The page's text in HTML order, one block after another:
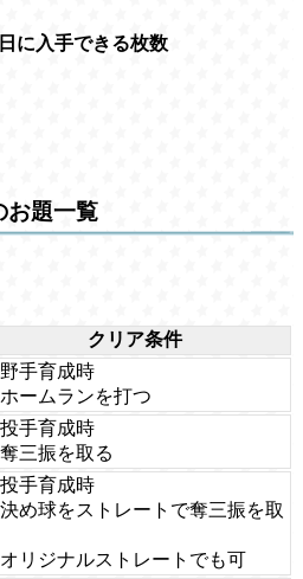
に入手できる枚数
お題一覧
クリア条件
野手育成時
ホームランを打つ
投手育成時
奪三振を取る
投手育成時
決め球をストレートで奪三振を取
リジナルストレートでも可